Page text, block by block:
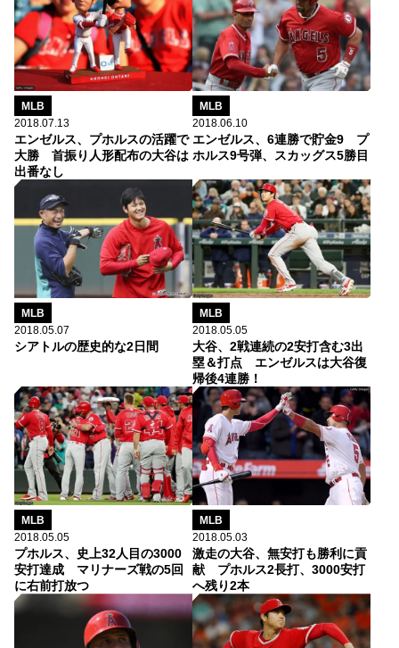
MLB
2018.07.13
エンゼルス、プホルスの活躍で
大勝 首振り人形配布の大谷は
出番なし
MLB
2018.06.10
エンゼルス、6連勝で貯金9 プ
ホルス9号弾、スカッグス5勝目
MLB
2018.05.07
シアトルの歴史的な2日間
MLB
2018.05.05
大谷、2戦連続の2安打含む3出
塁＆打点 エンゼルスは大谷復
帰後4連勝！
MLB
2018.05.05
プホルス、史上32人目の3000
安打達成 マリナーズ戦の5回
に右前打放つ
MLB
2018.05.03
激走の大谷、無安打も勝利に貢
献 プホルス2長打、3000安打
へ残り2本